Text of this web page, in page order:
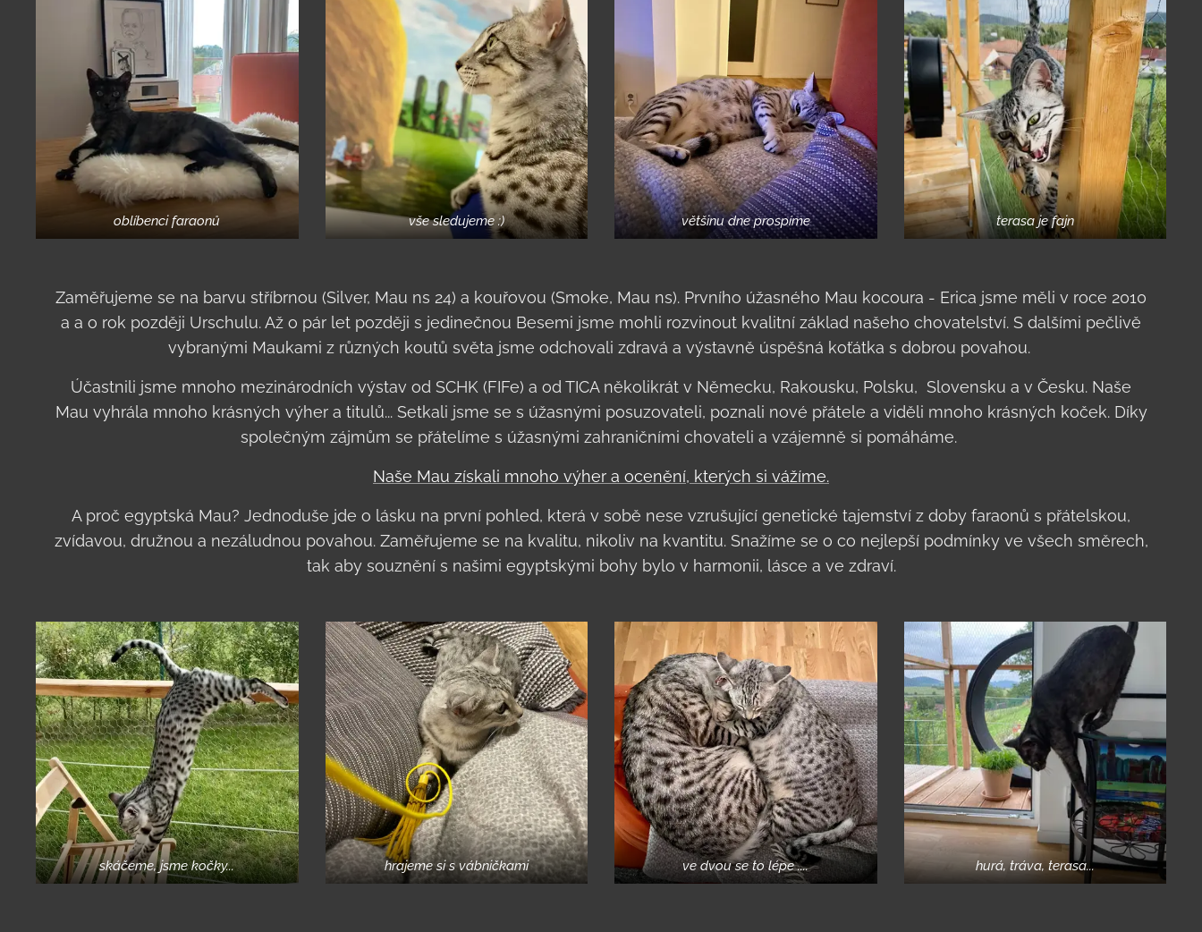
oblíbenci faraonů vše sledujeme :) většinu dne prospíme terasa je fajn
Zaměřujeme se na barvu stříbrnou (Silver, Mau ns 24) a kouřovou (Smoke, Mau ns). Prvního úžasného Mau kocoura - Erica jsme měli v roce 2010
a a o rok později Urschulu. Až o pár let později s jedinečnou Besemi jsme mohli rozvinout kvalitní základ našeho chovatelství. S dalšími pečlivě
vybranými Maukami z různých koutů světa jsme odchovali zdravá a výstavně úspěšná koťátka s dobrou povahou.
Účastnili jsme mnoho mezinárodních výstav od SCHK (FIFe) a od TICA několikrát v Německu, Rakousku, Polsku, Slovensku a v Česku. Naše
Mau vyhrála mnoho krásných výher a titulů... Setkali jsme se s úžasnými posuzovateli, poznali nové přátele a viděli mnoho krásných koček. Díky
společným zájmům se přátelíme s úžasnými zahraničními chovateli a vzájemně si pomáháme.
Naše Mau získali mnoho výher a ocenění, kterých si vážíme.
A proč egyptská Mau? Jednoduše jde o lásku na první pohled, která v sobě nese vzrušující genetické tajemství z doby faraonů s přátelskou,
zvídavou, družnou a nezáludnou povahou. Zaměřujeme se na kvalitu, nikoliv na kvantitu. Snažíme se o co nejlepší podmínky ve všech směrech,
tak aby souznění s našimi egyptskými bohy bylo v harmonii, lásce a ve zdraví.
skáčeme, jsme kočky... hrajeme si s vábničkami ve dvou se to lépe .... hurá, tráva, terasa...